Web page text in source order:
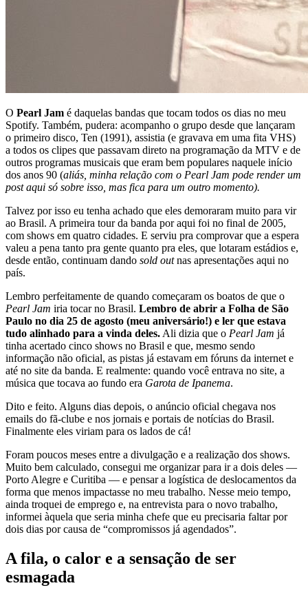
O Pearl Jam é daquelas bandas que tocam todos os dias no meu
Spotify. Também, pudera: acompanho o grupo desde que lançaram
o primeiro disco, Ten (1991), assistia (e gravava em uma fita VHS)
a todos os clipes que passavam direto na programação da MTV e de
outros programas musicais que eram bem populares naquele início
dos anos 90 (aliás, minha relação com o Pearl Jam pode render um
post aqui só sobre isso, mas fica para um outro momento).
Talvez por isso eu tenha achado que eles demoraram muito para vir
ao Brasil. A primeira tour da banda por aqui foi no final de 2005,
com shows em quatro cidades. E serviu pra comprovar que a espera
valeu a pena tanto pra gente quanto pra eles, que lotaram estádios e,
desde então, continuam dando sold outnas apresentações aqui no
país.
Lembro perfeitamente de quando começaram os boatos de que o
Pearl Jam iria tocar no Brasil. Lembro de abrir a Folha de São
Paulo no dia 25 de agosto (meu aniversário!) e ler que estava
tudo alinhado para a vinda deles. Ali dizia que o Pearl Jam já
tinha acertado cinco shows no Brasil e que, mesmo sendo
informação não oficial, as pistas já estavam em fóruns da internet e
até no site da banda. E realmente: quando você entrava no site, a
música que tocava ao fundo era Garota de Ipanema.
Dito e feito. Alguns dias depois, o anúncio oficial chegava nos
emails do fã-clube e nos jornais e portais de notícias do Brasil.
Finalmente eles viriam para os lados de cá!
Foram poucos meses entre a divulgação e a realização dos shows.
Muito bem calculado, consegui me organizar para ir a dois deles —
Porto Alegre e Curitiba — e pensar a logística de deslocamentos da
forma que menos impactasse no meu trabalho. Nesse meio tempo,
ainda troquei de emprego e, na entrevista para o novo trabalho,
informei àquela que seria minha chefe que eu precisaria faltar por
dois dias por causa de “compromissos já agendados”.
A fila, o calor e a sensação de ser
esmagada